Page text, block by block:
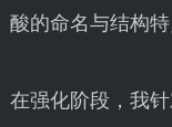
酸的命名与结构
在强化阶段，我